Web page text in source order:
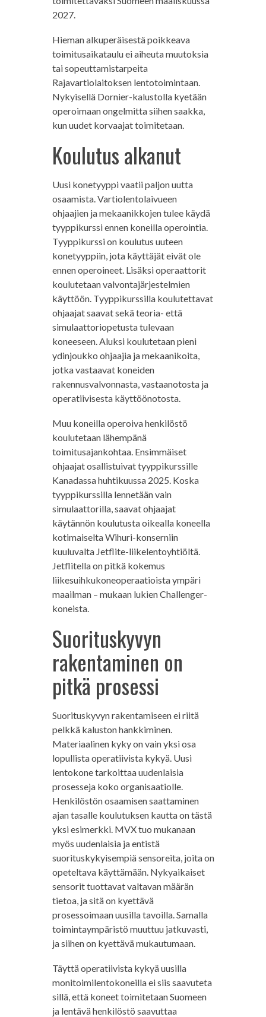
2027.
Hieman alkuperäisestä poikkeava
toimitusaikataulu ei aiheuta muutoksia
tai sopeuttamistarpeita
Rajavartiolaitoksen lentotoimintaan.
Nykyisellä Dornier-kalustolla kyetään
operoimaan ongelmitta siihen saakka,
kun uudet korvaajat toimitetaan.
Koulutus alkanut
Uusi konetyyppi vaatii paljon uutta
osaamista. Vartiolentolaivueen
ohjaajien ja mekaanikkojen tulee käydä
tyyppikurssi ennen koneilla operointia.
Tyyppikurssi on koulutus uuteen
konetyyppiin, jota käyttäjät eivät ole
ennen operoineet. Lisäksi operaattorit
koulutetaan valvontajärjestelmien
käyttöön. Tyyppikurssilla koulutettavat
ohjaajat saavat sekä teoria- että
simulaattoriopetusta tulevaan
koneeseen. Aluksi koulutetaan pieni
ydinjoukko ohjaajia ja mekaanikoita,
jotka vastaavat koneiden
rakennusvalvonnasta, vastaanotosta ja
operatiivisesta käyttöönotosta.
Muu koneilla operoiva henkilöstö
koulutetaan lähempänä
toimitusajankohtaa. Ensimmäiset
ohjaajat osallistuivat tyyppikurssille
Kanadassa huhtikuussa 2025. Koska
tyyppikurssilla lennetään vain
simulaattorilla, saavat ohjaajat
käytännön koulutusta oikealla koneella
kotimaiselta Wihuri-konserniin
kuuluvalta Jetflite-liikelentoyhtiöltä.
Jetflitella on pitkä kokemus
liikesuihkukoneoperaatioista ympäri
maailman – mukaan lukien Challenger-
koneista.
Suorituskyvyn
rakentaminen on
pitkä prosessi
Suorituskyvyn rakentamiseen ei riitä
pelkkä kaluston hankkiminen.
Materiaalinen kyky on vain yksi osa
lopullista operatiivista kykyä. Uusi
lentokone tarkoittaa uudenlaisia
prosesseja koko organisaatiolle.
Henkilöstön osaamisen saattaminen
ajan tasalle koulutuksen kautta on tästä
yksi esimerkki. MVX tuo mukanaan
myös uudenlaisia ja entistä
suorituskykyisempiä sensoreita, joita on
opeteltava käyttämään. Nykyaikaiset
sensorit tuottavat valtavan määrän
tietoa, ja sitä on kyettävä
prosessoimaan uusilla tavoilla. Samalla
toimintaympäristö muuttuu jatkuvasti,
ja siihen on kyettävä mukautumaan.
Täyttä operatiivista kykyä uusilla
monitoimilentokoneilla ei siis saavuteta
sillä, että koneet toimitetaan Suomeen
ja lentävä henkilöstö saavuttaa